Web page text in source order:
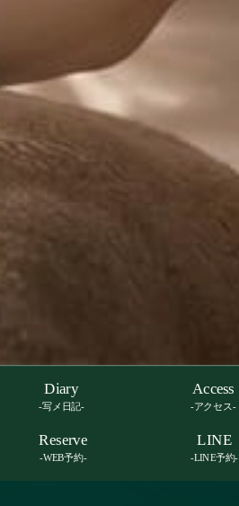
Diary
-写メ日記-
Access
-アクセス-
Reserve
-WEB予約-
LINE
-LINE予約-